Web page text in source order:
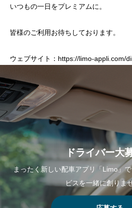
いつもの一日をプレミアムに。
皆様のご利用お待ちしております。
ウェブサイト： https://limo-appli.com/
ドライバー大
まったく新しい配車アプリ「Limo」
ビスを一緒に創りま